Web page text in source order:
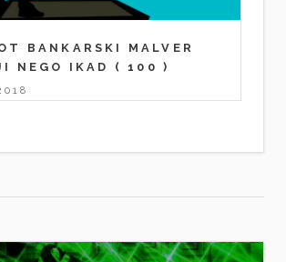
BANKARSKI MALVER
NEGO IKAD
( 100 )